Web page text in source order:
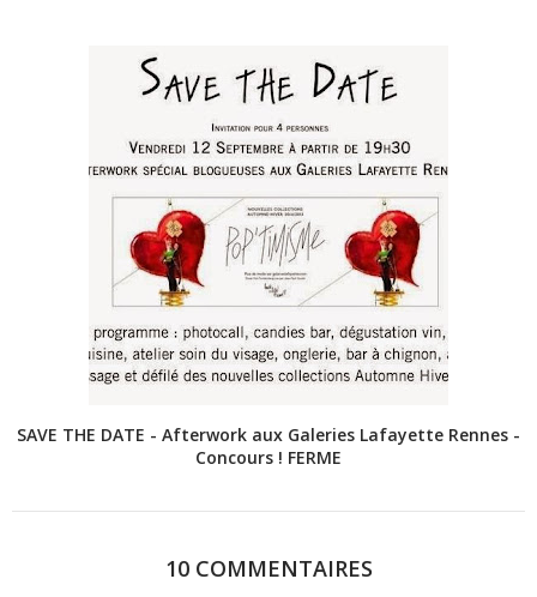
SAVE THE DATE - Afterwork aux Galeries Lafayette Rennes -
Concours ! FERME
10 COMMENTAIRES